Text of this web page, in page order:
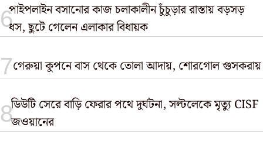
পাইপলাইন বসানোর কাজ চলাকালীন চুঁচুড়ার রাস্তায় বড়সড়
ধস, ছুটে গেলেন এলাকার বিধায়ক
গেরুয়া কুপনে বাস থেকে তোলা আদায়, শোরগোল গুসকরায়
ডিউটি সেরে বাড়ি ফেরার পথে দুর্ঘটনা, সল্টলেকে মৃত্যু CISF
জওয়ানের